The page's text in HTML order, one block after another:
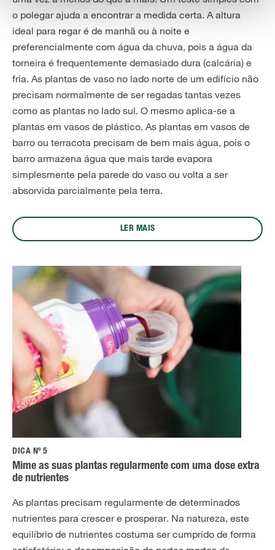
o polegar ajuda a encontrar a medida certa. A altura
ideal para regar é de manhã ou à noite e
preferencialmente com água da chuva, pois a água da
torneira é frequentemente demasiado dura (calcária) e
fria. As plantas de vaso no lado norte de um edifício não
precisam normalmente de ser regadas tantas vezes
como as plantas no lado sul. O mesmo aplica-se a
plantas em vasos de plástico. As plantas em vasos de
barro ou terracota precisam de bem mais água, pois o
barro armazena água que mais tarde evapora
simplesmente pela parede do vaso ou volta a ser
absorvida parcialmente pela terra.
LER MAIS
DICA Nº 5
Mime as suas plantas regularmente com uma dose extra
de nutrientes
As plantas precisam regularmente de determinados
nutrientes para crescer e prosperar. Na natureza, este
equilíbrio de nutrientes costuma ser cumprido de forma